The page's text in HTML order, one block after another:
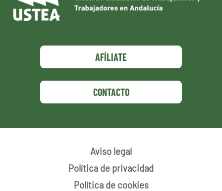
AFÍLIATE
CONTACTO
Aviso legal
Política de privacidad
Política de cookies